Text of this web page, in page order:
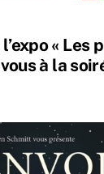
« Les
à la